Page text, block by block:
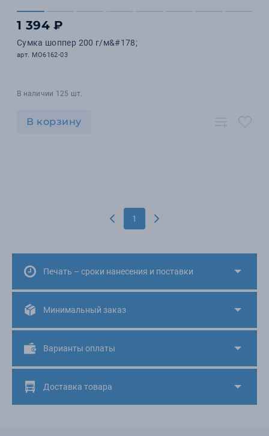
1 394 ₽
Сумка шоппер 200 г/м&#178;
арт. MO6162-03
В наличии 125 шт.
В корзину
1
Печать – сроки нанесения и поставки
Минимальный заказ
Варианты оплаты
Доставка товара